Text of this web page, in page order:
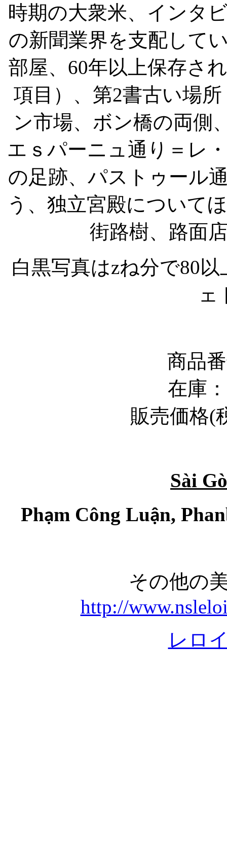
時期の大衆米、インタ
の新聞業界を支配して
部屋、 60年以上保存さ
項目）、第2書古い場
ン市場、ボン橋の両側
エｓパーニュ通り＝レ
の足跡、パストゥール
う、独立宮殿について
街路樹、路面
白黒写真はzね分で80以
ェ
商品
在庫
販売価格(
Sài
Phạm Công Luận,
その他の
http://
レロ